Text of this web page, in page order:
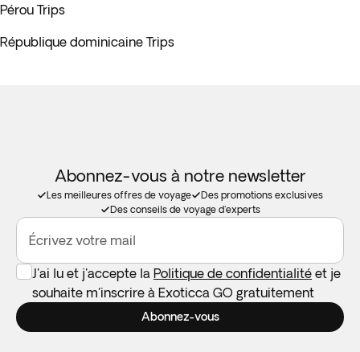
Pérou Trips
République dominicaine Trips
Abonnez-vous à notre newsletter
Les meilleures offres de voyage
Des promotions exclusives
Des conseils de voyage d'experts
Écrivez votre mail
J'ai lu et j'accepte la Politique de confidentialité et je
souhaite m'inscrire à Exoticca GO gratuitement
Abonnez-vous